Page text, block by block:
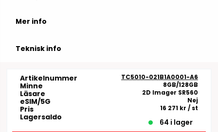
Mer info
Teknisk info
Artikelnummer TC5010-021B1A0001-A6
Minne 8GB/128GB
Läsare 2D Imager SR560
eSIM/5G Nej
Pris 16 271 kr / st
Lagersaldo
64 i lager